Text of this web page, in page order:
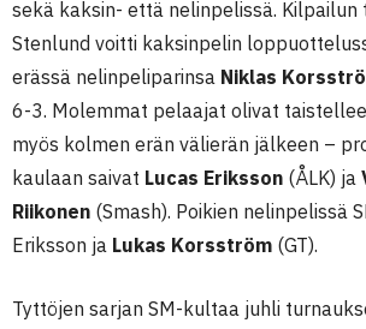
sekä kaksin- että nelinpelissä. Kilpailun
Stenlund voitti kaksinpelin
erässä nelinpeliparinsa Niklas
6-3. Molemmat pelaajat olivat
myös kolmen erän välierän jälkeen –
kaulaan saivat Lucas Eriksson (ÅLK) ja
Riikonen (Smash). Poikien nelinpelissä
Eriksson ja Lukas Korsström (GT).
Tyttöjen sarjan SM-kultaa juhli